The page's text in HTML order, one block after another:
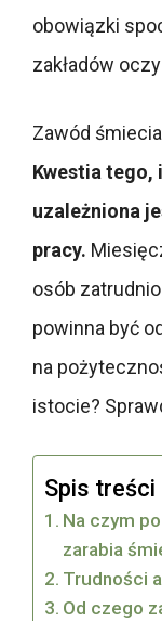
obowiązki
zakładów
Zawód
Kwestia tego,
uzależniona
pracy.
osób
powinna być
na
istocie?
Spis treści
Na czym
zarabia
Trudności
Od czego